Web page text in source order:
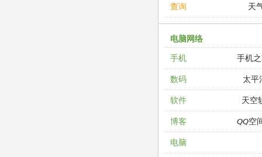
查询 天
电脑网络
手机
手机
数码 太平
软件 天空
博客 QQ空
电脑